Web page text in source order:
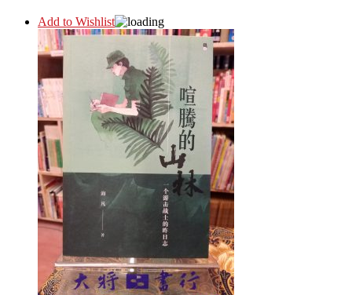
Add to Wishlist